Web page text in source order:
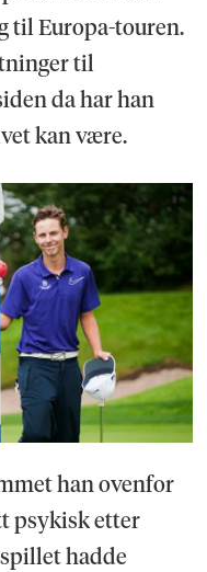
til Europa-touren.
til
da har han
kan være.
han ovenfor
psykisk etter
hadde